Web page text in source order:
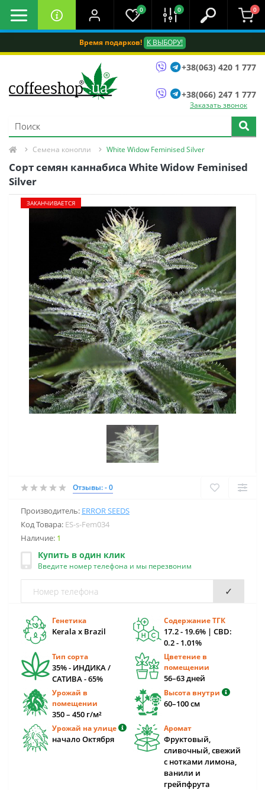
Время подарков! К ВЫБОРУ!
0 0 0
+38(063) 420 1 777
+38(066) 247 1 777
Заказать звонок
Семена конопли White Widow Feminised Silver
Сорт семян каннабиса White Widow Feminised
Silver
ЗАКАНЧИВАЕТСЯ
Отзывы: - 0
Производитель: ERROR SEEDS
Код Товара: ES-s-Fem034
Наличие: 1
Купить в один клик
Введите номер телефона и мы перезвоним
✓
Генетика
Kerala x Brazil
Содержание ТГК
17.2 - 19.6% | CBD:
0.2 - 1.01%
Тип сорта
35% - ИНДИКА /
САТИВА - 65%
Цветение в
помещении
56–63 дней
Урожай в
помещении
350 – 450 г/м²
Высота внутри
60–100 см
Урожай на улице
начало Октября
Аромат
Фруктовый,
сливочный, свежий
с нотками лимона,
ванили и
грейпфрута